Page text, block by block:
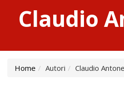
Claudio
Home Autori Claudio